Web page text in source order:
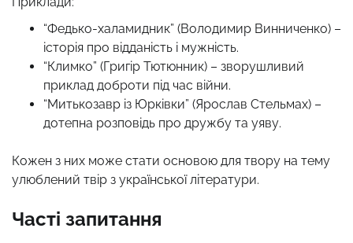
“Федько-халамидник” (Володимир Винниченко) –
історія про відданість і мужність.
“Климко” (Григір Тютюнник) – зворушливий
приклад доброти під час війни.
“Митькозавр із Юрківки” (Ярослав Стельмах) –
дотепна розповідь про дружбу та уяву.
Кожен з них може стати основою для твору на тему
улюблений твір з української літератури.
Часті запитання